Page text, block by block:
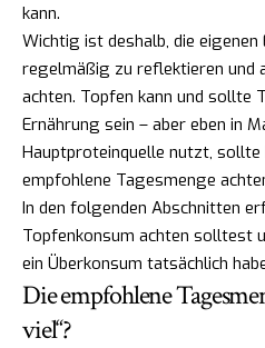
kann.
Wichtig ist deshalb, die
regelmäßig zu reflektieren und
achten. Topfen kann und sollte
Ernährung sein – aber eben in
Hauptproteinquelle nutzt, sollte
empfohlene Tagesmenge
In den folgenden Abschnitten
Topfenkonsum achten solltest
ein Überkonsum tatsächlich
Die empfohlene
viel“?